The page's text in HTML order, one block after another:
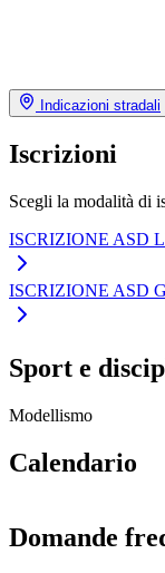
Indicazioni stradali
Iscrizioni
Scegli la modalità di
ISCRIZIONE ASD
ISCRIZIONE ASD
Sport e
Modellismo
Calendario
Domande